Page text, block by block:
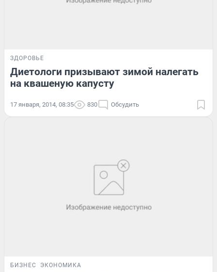
ЗДОРОВЬЕ
Диетологи призывают зимой налегать
на квашеную капусту
17 января, 2014, 08:35 830 Обсудить
БИЗНЕС ЭКОНОМИКА